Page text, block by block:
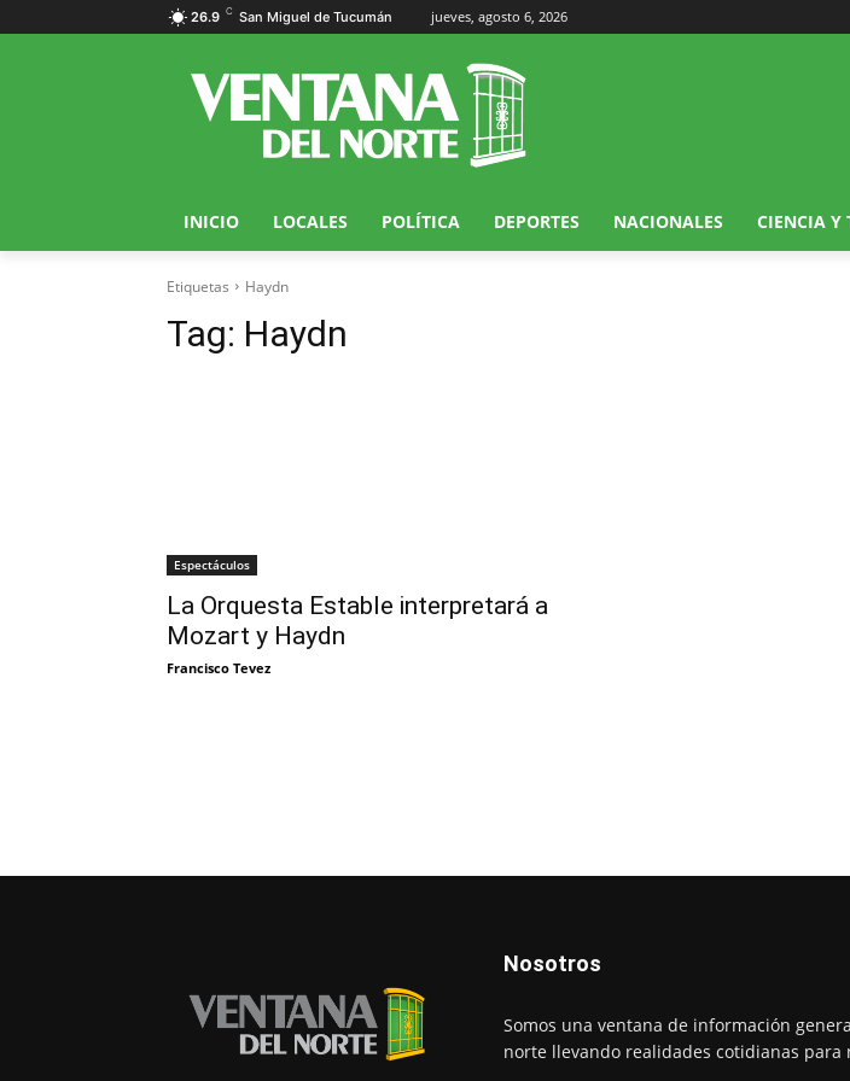
26.9 C San Miguel de Tucumán jueves, agosto 6, 2026
INICIO LOCALES POLÍTICA DEPORTES NACIONALES CIENCIA Y
Etiquetas Haydn
Tag: Haydn
Espectáculos
La Orquesta Estable interpretará a
Mozart y Haydn
Francisco Tevez
Nosotros
Somos una ventana de información
norte llevando realidades cotidianas para